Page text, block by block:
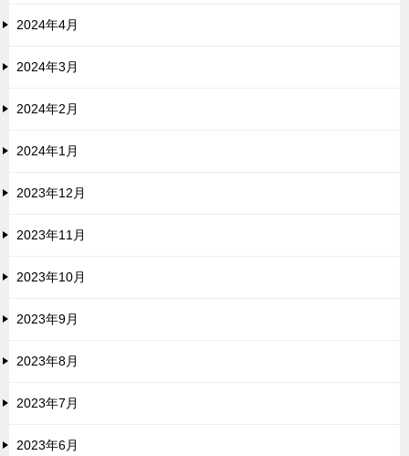
2024年4月
2024年3月
2024年2月
2024年1月
2023年12月
2023年11月
2023年10月
2023年9月
2023年8月
2023年7月
2023年6月